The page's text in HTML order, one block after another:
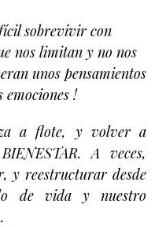
sobrevivir con
nos limitan y no nos
unos pensamientos
!
a flote, y volver a
A veces,
y reestructurar desde
de vida y nuestro